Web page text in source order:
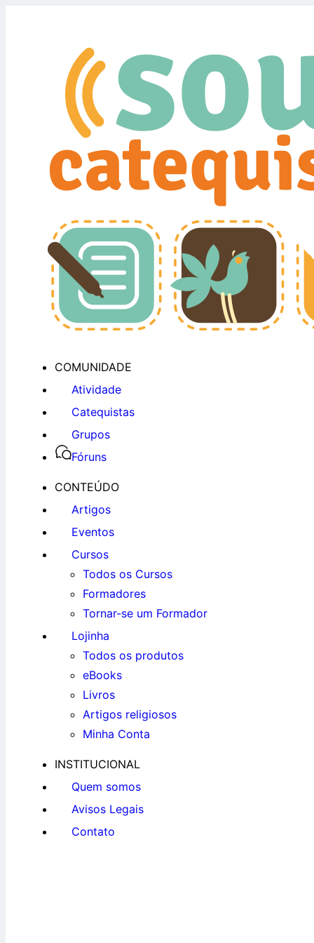
COMUNIDADE
Atividade
Catequistas
Grupos
Fóruns
CONTEÚDO
Artigos
Eventos
Cursos
Todos os Cursos
Formadores
Tornar-se um Formador
Lojinha
Todos os produtos
eBooks
Livros
Artigos religiosos
Minha Conta
INSTITUCIONAL
Quem somos
Avisos Legais
Contato